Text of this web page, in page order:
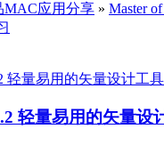
MAC应用分享 » Master
轻量易用的矢量设